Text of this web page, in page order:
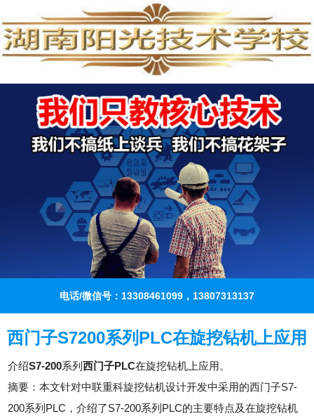
电话/微信号：13308461099，13807313137
西门子S7200系列PLC在旋挖钻机上应用
介绍S7-200系列西门子PLC在旋挖钻机上应用。
摘要：本文针对中联重科旋挖钻机设计开发中采用的西门子S7-
200系列PLC，介绍了S7-200系列PLC的主要特点及在旋挖钻机